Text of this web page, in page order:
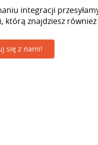
integracji
którą znajdziesz
się z nami!